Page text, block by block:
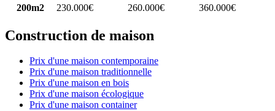
200m2
230.000€ 260.000€ 360.000€
Construction de maison
Prix d'une maison contemporaine
Prix d'une maison traditionnelle
Prix d'une maison en bois
Prix d'une maison écologique
Prix d'une maison container